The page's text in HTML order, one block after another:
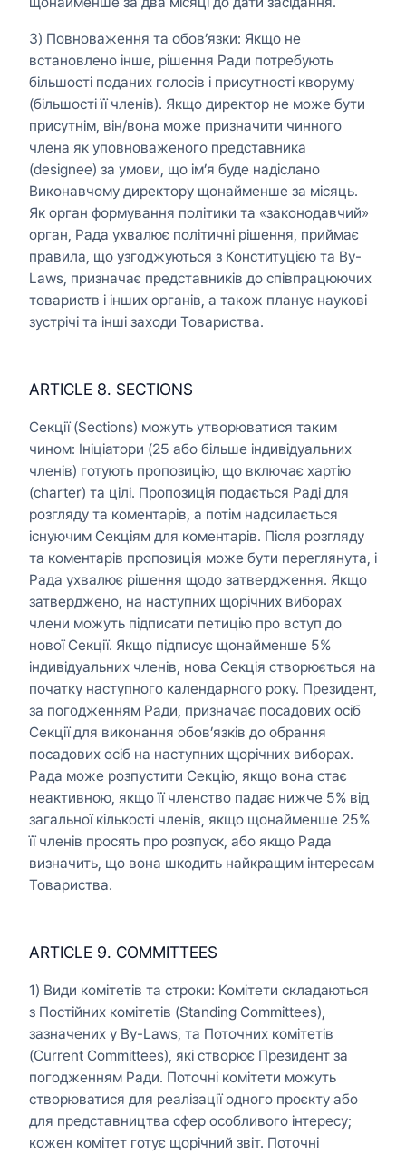
3) Повноваження та обов’язки: Якщо не
встановлено інше, рішення Ради потребують
більшості поданих голосів і присутності кворуму
(більшості її членів). Якщо директор не може бути
присутнім, він/вона може призначити чинного
члена як уповноваженого представника
(designee) за умови, що ім’я буде надіслано
Виконавчому директору щонайменше за місяць.
Як орган формування політики та «законодавчий»
орган, Рада ухвалює політичні рішення, приймає
правила, що узгоджуються з Конституцією та By-
Laws, призначає представників до співпрацюючих
товариств і інших органів, а також планує наукові
зустрічі та інші заходи Товариства.
ARTICLE 8. SECTIONS
Секції (Sections) можуть утворюватися таким
чином: Ініціатори (25 або більше індивідуальних
членів) готують пропозицію, що включає хартію
(charter) та цілі. Пропозиція подається Раді для
розгляду та коментарів, а потім надсилається
існуючим Секціям для коментарів. Після розгляду
та коментарів пропозиція може бути переглянута, і
Рада ухвалює рішення щодо затвердження. Якщо
затверджено, на наступних щорічних виборах
члени можуть підписати петицію про вступ до
нової Секції. Якщо підписує щонайменше 5%
індивідуальних членів, нова Секція створюється на
початку наступного календарного року. Президент,
за погодженням Ради, призначає посадових осіб
Секції для виконання обов’язків до обрання
посадових осіб на наступних щорічних виборах.
Рада може розпустити Секцію, якщо вона стає
неактивною, якщо її членство падає нижче 5% від
загальної кількості членів, якщо щонайменше 25%
її членів просять про розпуск, або якщо Рада
визначить, що вона шкодить найкращим інтересам
Товариства.
ARTICLE 9. COMMITTEES
1) Види комітетів та строки: Комітети складаються
з Постійних комітетів (Standing Committees),
зазначених у By-Laws, та Поточних комітетів
(Current Committees), які створює Президент за
погодженням Ради. Поточні комітети можуть
створюватися для реалізації одного проєкту або
для представництва сфер особливого інтересу;
кожен комітет готує щорічний звіт. Поточні